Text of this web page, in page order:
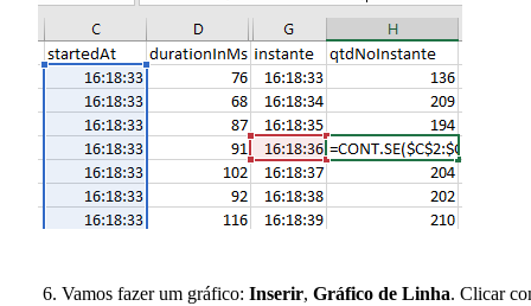
Vamos fazer um gráfico: Inserir, Gráfico de Linha. Clicar